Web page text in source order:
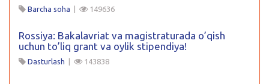
Barcha soha | 149636
Rossiya: Bakalavriat va magistraturada o’qish
uchun to’liq grant va oylik stipendiya!
Dasturlash | 143838